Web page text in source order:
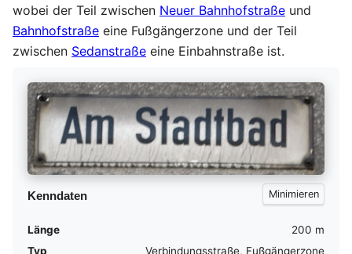
wobei der Teil zwischen Neuer Bahnhofstraße und
Bahnhofstraße eine Fußgängerzone und der Teil
zwischen Sedanstraße eine Einbahnstraße ist.
Kenndaten
Länge
200 m
Typ
Verbindungsstraße, Fußgängerzone